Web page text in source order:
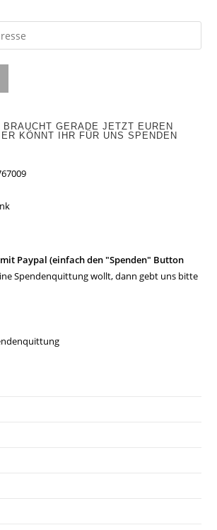
BRAUCHT GERADE JETZT EUREN
KÖNNT IHR FÜR UNS SPENDEN
Paypal (einfach den "Spenden" Button
Spendenquittung wollt, dann gebt uns bitte